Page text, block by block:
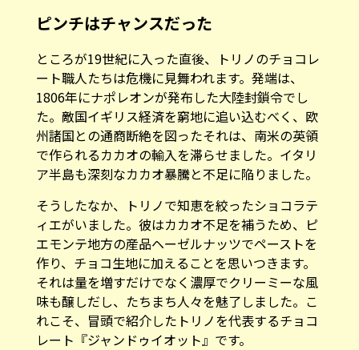
ピンチはチャンスだった
ところが19世紀に入った直後、トリノのチョコレ
ート職人たちは危機に見舞われます。発端は、
1806年にナポレオンが発布した大陸封鎖令でし
た。敵国イギリス経済を窮地に追い込むべく、欧
州諸国との通商断絶を図ったそれは、南米の英領
で作られるカカオの輸入を滞らせました。イタリ
ア半島も深刻なカカオ暴騰と不足に陥りました。
そうしたなか、トリノで知恵を絞ったショコラテ
ィエがいました。彼はカカオ不足を補うため、ピ
エモンテ地方の産品ヘーゼルナッツでペーストを
作り、チョコ生地に加えることを思いつきます。
それは量を増すだけでなく濃厚でクリーミーな風
味も醸しだし、たちまち人々を魅了しました。こ
れこそ、冒頭で紹介したトリノを代表するチョコ
レート『ジャンドゥイオット』です。